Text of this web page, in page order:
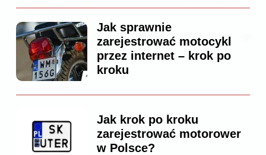
Jak sprawnie
zarejestrować motocykl
przez internet – krok po
kroku
Jak krok po kroku
zarejestrować motorower
w Polsce?